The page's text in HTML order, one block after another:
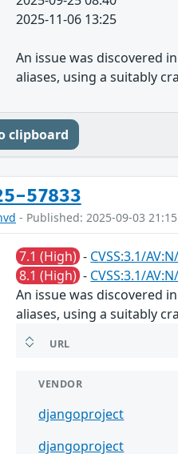
2025-11-06 13:25
An issue was discovered
aliases, using a suitably
clipboard
57833
- Published: 2025-09-03
7.1 (High) - CVSS:3.1/
8.1 (High) - CVSS:3.1/
An issue was discovered
aliases, using a suitably
URL
VENDOR
djangoproject
djangoproject